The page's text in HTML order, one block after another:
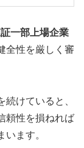
一部上場企業
全性を厳しく審
続けていると、
頼性を損ねれば
ます。